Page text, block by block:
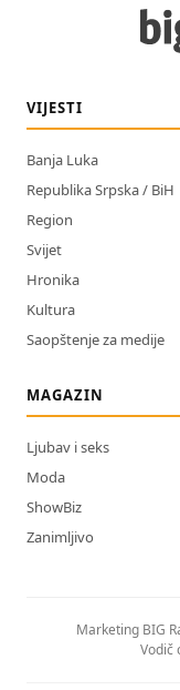
VIJESTI
Banja Luka
Republika Srpska / BiH
Region
Svijet
Hronika
Kultura
Saopštenje za medije
MAGAZIN
Ljubav i seks
Moda
ShowBiz
Zanimljivo
Marketing BIG
Vodič